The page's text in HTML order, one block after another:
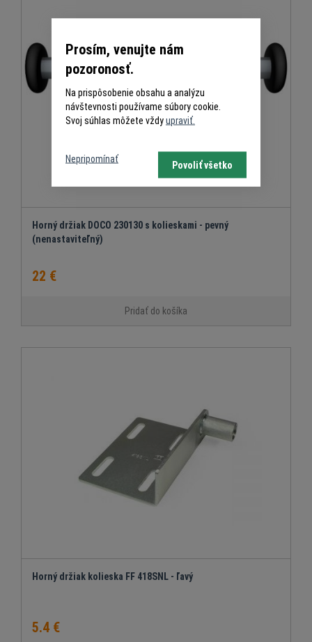
Horný držiak DOCO 230130 s kolieskami - pevný
(nenastaviteľný)
22 €
Pridať do košíka
Horný držiak kolieska FF 418SNL - ľavý
5.4 €
Prosím, venujte nám
pozoronosť.
Na prispôsobenie obsahu a analýzu
návštevnosti používame súbory cookie.
Svoj súhlas môžete vždyupraviť.
Nepripomínať
Povoliť všetko